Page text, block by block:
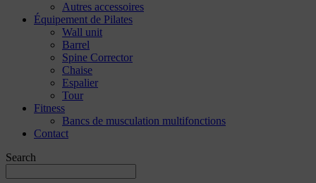
Autres accessoires
Équipement de Pilates
Wall unit
Barrel
Spine Corrector
Chaise
Espalier
Tour
Fitness
Bancs de musculation multifonctions
Contact
Search